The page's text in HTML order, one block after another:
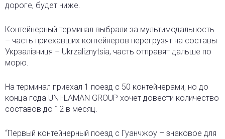
дороге, будет ниже.
Контейнерный терминал выбрали за мультимодальность
– часть приехавших контейнеров перегрузят на составы
Укрзалізниця – Ukrzaliznytsia, часть отправят дальше по
морю.
На терминал приехал 1 поезд с 50 контейнерами, но до
конца года UNI-LAMAN GROUP хочет довести количество
составов до 12 в месяц.
“Первый контейнерный поезд с Гуанчжоу – знаковое для